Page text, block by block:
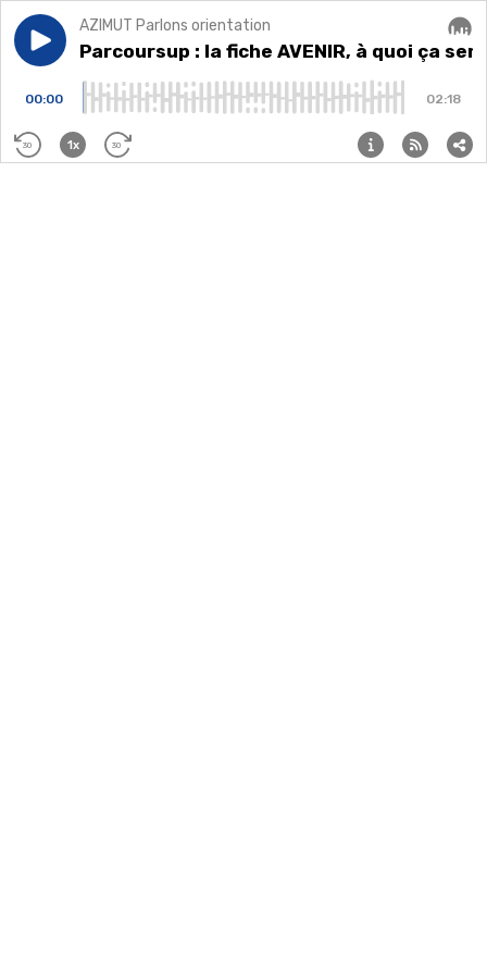
Play episodeParcoursup : la fiche AVENIR, à quoi ça sert ?
AZIMUT Parlons orientation
Parcoursup : la fiche AVENIR, à quoi ça
00:00 02:18
30 1x 30